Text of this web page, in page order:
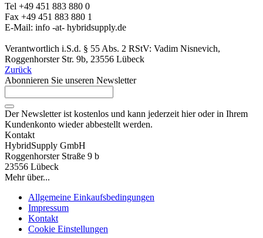
Tel +49 451 883 880 0
Fax +49 451 883 880 1
E-Mail: info -at- hybridsupply.de
Verantwortlich i.S.d. § 55 Abs. 2 RStV: Vadim Nisnevich,
Roggenhorster Str. 9b, 23556 Lübeck
Zurück
Abonnieren Sie unseren Newsletter
Der Newsletter ist kostenlos und kann jederzeit hier oder in Ihrem
Kundenkonto wieder abbestellt werden.
Kontakt
HybridSupply GmbH
Roggenhorster Straße 9 b
23556 Lübeck
Mehr über...
Allgemeine Einkaufsbedingungen
Impressum
Kontakt
Cookie Einstellungen